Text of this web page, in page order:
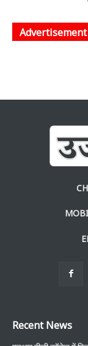
Advertisement
Recent News